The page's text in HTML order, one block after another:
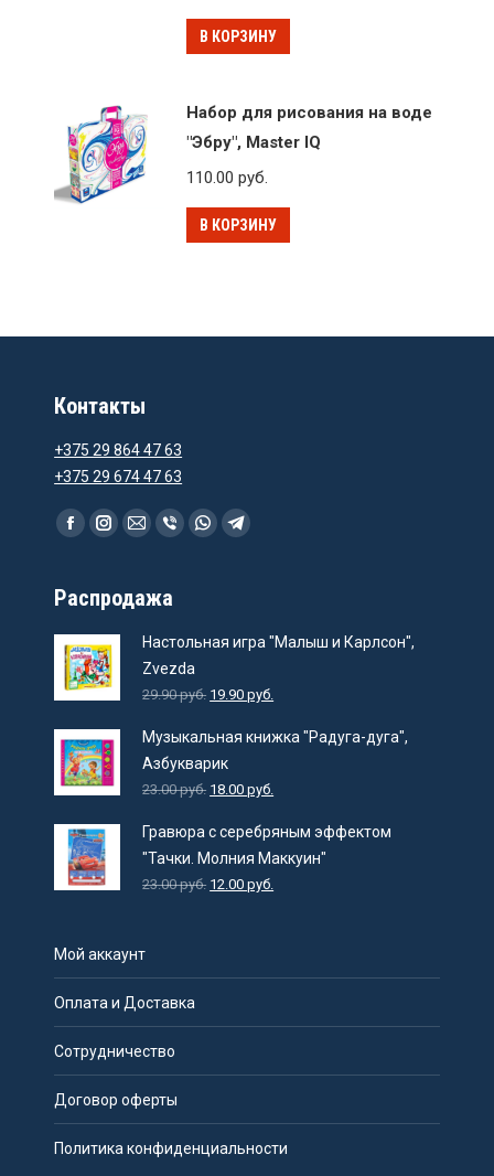
В КОРЗИНУ
Набор для рисования на воде
"Эбру", Master IQ
110.00руб.
В КОРЗИНУ
Контакты
+375 29 864 47 63
+375 29 674 47 63
Ищите нас:
FacebookInstagram
EmailViberWhatsAppTelegram
Распродажа
Настольная игра "Малыш и Карлсон",
Zvezda
29.90руб. 19.90руб.
Музыкальная книжка "Радуга-дуга",
Азбукварик
23.00руб. 18.00руб.
Гравюра с серебряным эффектом
"Тачки. Молния Маккуин"
23.00руб. 12.00руб.
Мой аккаунт
Оплата и Доставка
Сотрудничество
Договор оферты
Политика конфиденциальности